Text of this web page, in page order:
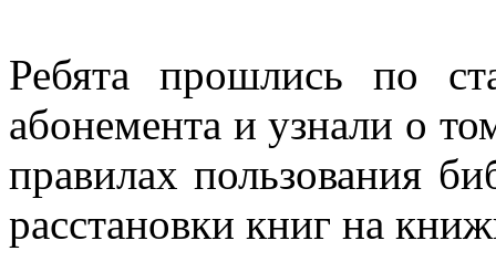
Ребята прошлись по
абонемента и узнали о
правилах пользования
расстановки книг на